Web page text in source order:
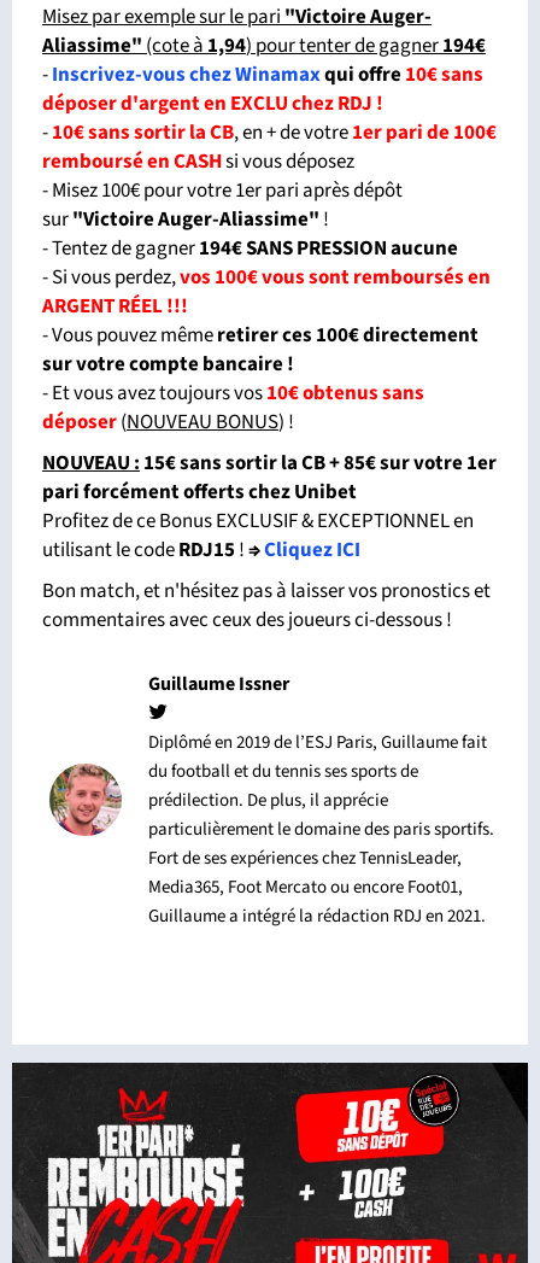
Misez par exemple sur le pari"Victoire Auger-
Aliassime"(cote à1,94) pour tenter de gagner194€
-Inscrivez-vous chez Winamaxqui offre10€ sans
déposer d'argent en EXCLU chez RDJ !
-10€ sans sortir la CB, en + de votre1er pari de 100€
remboursé en CASHsi vous déposez
- Misez 100€ pour votre 1er pari après dépôt
sur"Victoire Auger-Aliassime" !
- Tentez de gagner194€ SANS PRESSION aucune
- Si vous perdez,vos 100€ vous sont remboursés en
ARGENT RÉEL !!!
- Vous pouvez mêmeretirer ces 100€ directement
sur votre compte bancaire !
- Et vous avez toujours vos10€ obtenus sans
déposer(NOUVEAU BONUS) !
NOUVEAU :15€ sans sortir la CB + 85€ sur votre 1er
pari forcément offerts chez Unibet
Profitez de ce Bonus EXCLUSIF & EXCEPTIONNEL en
utilisant le codeRDJ15!⇒Cliquez ICI
Bon match, et n'hésitez pas à laisser vos pronostics et
commentaires avec ceux des joueurs ci-dessous !
Guillaume Issner
Diplômé en 2019 de l’ESJ Paris, Guillaume fait
du football et du tennis ses sports de
prédilection. De plus, il apprécie
particulièrement le domaine des paris sportifs.
Fort de ses expériences chez TennisLeader,
Media365, Foot Mercato ou encore Foot01,
Guillaume a intégré la rédaction RDJ en 2021.